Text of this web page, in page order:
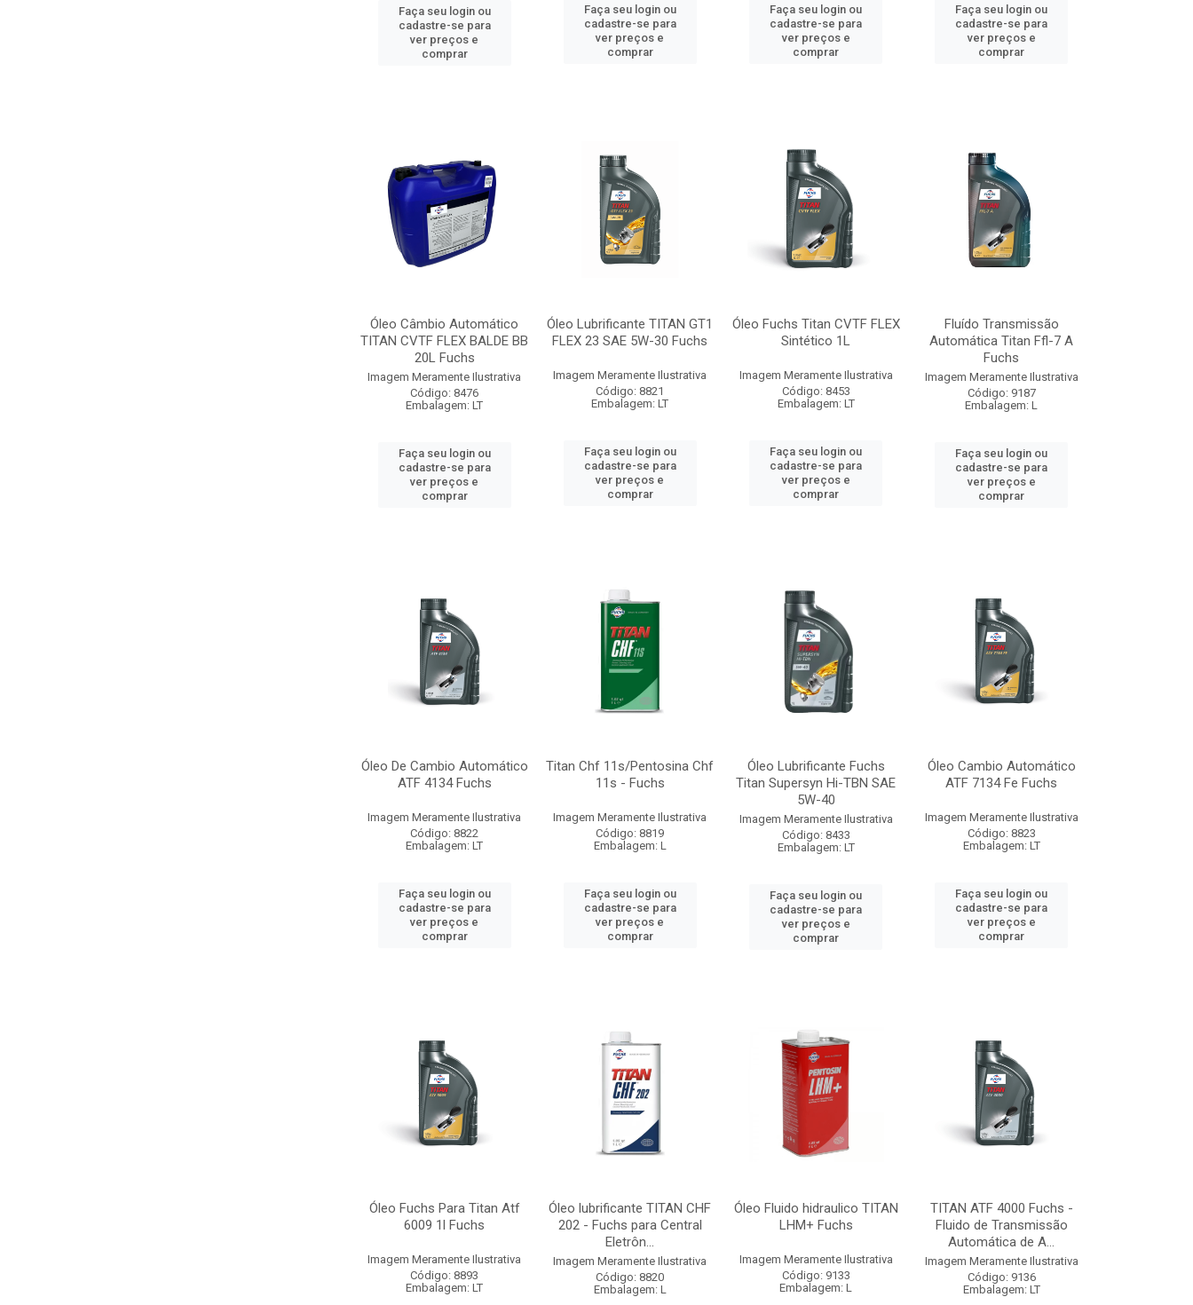
Faça seu login ou
cadastre-se para
ver preços e
comprar
Faça seu login ou
cadastre-se para
ver preços e
comprar
Faça seu login ou
cadastre-se para
ver preços e
comprar
Faça seu login ou
cadastre-se para
ver preços e
comprar
Óleo Câmbio Automático
TITAN CVTF FLEX BALDE BB
20L Fuchs
Imagem Meramente Ilustrativa
Código: 8476
Embalagem: LT
Faça seu login ou
cadastre-se para
ver preços e
comprar
Óleo Lubrificante TITAN GT1
FLEX 23 SAE 5W-30 Fuchs
Imagem Meramente Ilustrativa
Código: 8821
Embalagem: LT
Faça seu login ou
cadastre-se para
ver preços e
comprar
Óleo Fuchs Titan CVTF FLEX
Sintético 1L
Imagem Meramente Ilustrativa
Código: 8453
Embalagem: LT
Faça seu login ou
cadastre-se para
ver preços e
comprar
Fluído Transmissão
Automática Titan Ffl-7 A
Fuchs
Imagem Meramente Ilustrativa
Código: 9187
Embalagem: L
Faça seu login ou
cadastre-se para
ver preços e
comprar
Óleo De Cambio Automático
ATF 4134 Fuchs
Imagem Meramente Ilustrativa
Código: 8822
Embalagem: LT
Faça seu login ou
cadastre-se para
ver preços e
comprar
Titan Chf 11s/Pentosina Chf
11s - Fuchs
Imagem Meramente Ilustrativa
Código: 8819
Embalagem: L
Faça seu login ou
cadastre-se para
ver preços e
comprar
Óleo Lubrificante Fuchs
Titan Supersyn Hi-TBN SAE
5W-40
Imagem Meramente Ilustrativa
Código: 8433
Embalagem: LT
Faça seu login ou
cadastre-se para
ver preços e
comprar
Óleo Cambio Automático
ATF 7134 Fe Fuchs
Imagem Meramente Ilustrativa
Código: 8823
Embalagem: LT
Faça seu login ou
cadastre-se para
ver preços e
comprar
Óleo Fuchs Para Titan Atf
6009 1l Fuchs
Imagem Meramente Ilustrativa
Código: 8893
Embalagem: LT
Óleo lubrificante TITAN CHF
202 - Fuchs para Central
Eletrôn...
Imagem Meramente Ilustrativa
Código: 8820
Embalagem: L
Óleo Fluido hidraulico TITAN
LHM+ Fuchs
Imagem Meramente Ilustrativa
Código: 9133
Embalagem: L
TITAN ATF 4000 Fuchs -
Fluido de Transmissão
Automática de A...
Imagem Meramente Ilustrativa
Código: 9136
Embalagem: LT